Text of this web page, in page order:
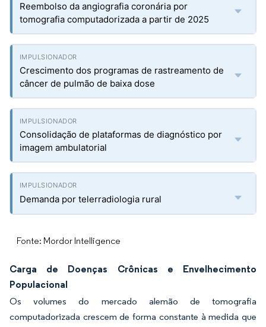
Reembolso da angiografia coronária por
tomografia computadorizada a partir de 2025
Crescimento dos programas de rastreamento de
câncer de pulmão de baixa dose
Consolidação de plataformas de diagnóstico por
imagem ambulatorial
Demanda por telerradiologia rural
Fonte: Mordor Intelligence
Carga de Doenças Crônicas e Envelhecimento
Populacional
Os volumes do mercado alemão de tomografia
computadorizada crescem de forma constante à medida que